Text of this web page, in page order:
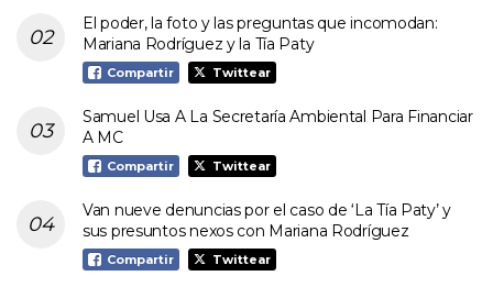
El poder, la foto y las preguntas que incomodan:
Mariana Rodríguez y la Tía Paty
Compartir Twittear
Samuel Usa A La Secretaría Ambiental Para Financiar
A MC
Compartir Twittear
Van nueve denuncias por el caso de ‘La Tía Paty’ y
sus presuntos nexos con Mariana Rodríguez
Compartir Twittear